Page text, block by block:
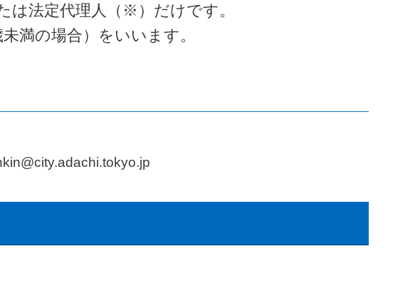
は法定代理人（※）だけです。
満の場合）をいいます。